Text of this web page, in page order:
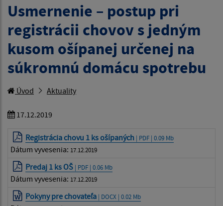
Usmernenie – postup pri
registrácii chovov s jedným
kusom ošípanej určenej na
súkromnú domácu spotrebu
Úvod Aktuality
17.12.2019
Registrácia chovu 1 ks ošípaných | PDF | 0.09 Mb
Dátum vyvesenia: 17.12.2019
Predaj 1 ks OŠ | PDF | 0.06 Mb
Dátum vyvesenia: 17.12.2019
Pokyny pre chovateľa | DOCX | 0.02 Mb